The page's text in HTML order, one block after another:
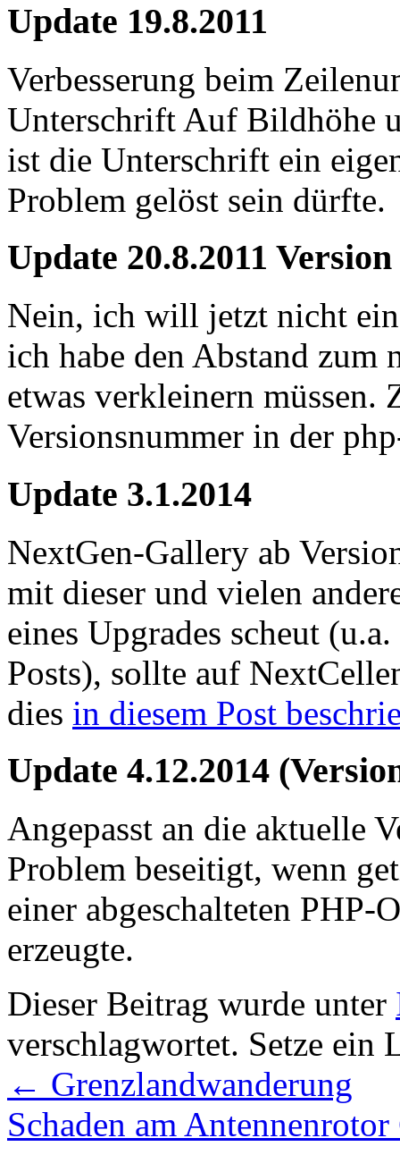
Update 19.8.2011
Verbesserung beim
Unterschrift Auf Bildhöhe
ist die Unterschrift ein
Problem gelöst sein dürfte.
Update 20.8.2011 Version
Nein, ich will jetzt nicht
ich habe den Abstand zum
etwas verkleinern müssen.
Versionsnummer in der
Update 3.1.2014
NextGen-Gallery ab
mit dieser und vielen
eines Upgrades scheut
Posts), sollte auf
dies in diesem Post
Update 4.12.2014
Angepasst an die aktuelle
Problem beseitigt, wenn
einer abgeschalteten
erzeugte.
Dieser Beitrag wurde unter
verschlagwortet. Setze ein
← Grenzlandwanderung
Schaden am